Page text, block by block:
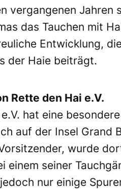
vergangenen Jahren
das Tauchen mit
Entwicklung,
der Haie beiträgt.
Rette den Hai e.V.
hat eine
auf der Insel Grand
wurde
einem seiner
nur einige